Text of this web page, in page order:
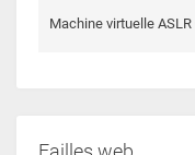
Machine virtuelle ASLR